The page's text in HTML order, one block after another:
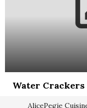
Water Crackers
AlicePegie